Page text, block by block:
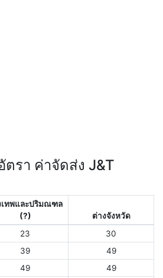
ตรา ค่าจัดส่ง J&T
เทพและปริมณฑล
(?)
ต่างจังหวัด
23
30
39
49
49
49